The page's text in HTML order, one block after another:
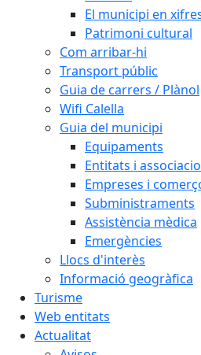
El municipi en
Patrimoni cultural
Com arribar-hi
Transport públic
Guia de carrers / Plànol
Wifi Calella
Guia del municipi
Equipaments
Entitats i
Empreses i
Subministraments
Assistència mèdica
Emergències
Llocs d'interès
Informació geogràfica
Turisme
Web entitats
Actualitat